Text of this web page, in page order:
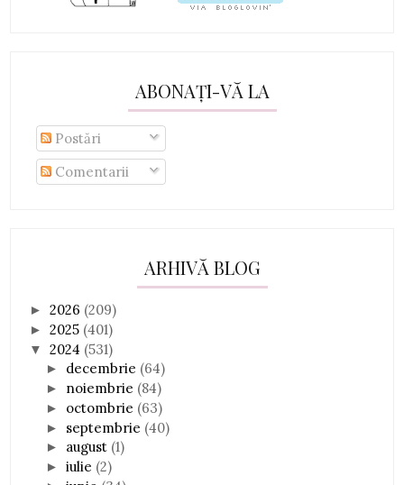
ABONAȚI-VĂ LA
Postări
Comentarii
ARHIVĂ BLOG
►2026 (209)
►2025 (401)
▼2024 (531)
► decembrie (64)
► noiembrie (84)
► octombrie (63)
► septembrie (40)
► august (1)
►iulie (2)